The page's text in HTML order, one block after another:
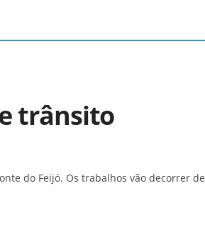
trânsito
do Feijó. Os trabalhos vão decorrer de